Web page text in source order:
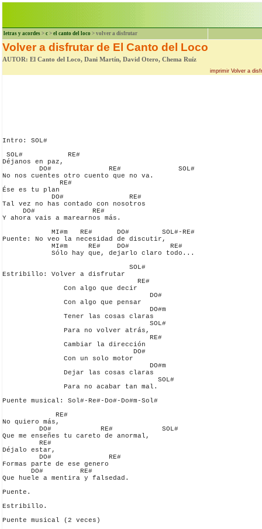
letras y acordes > c > el canto del loco > volver a disfrutar
Volver a disfrutar de El Canto del Loco
AUTOR: El Canto del Loco, Dani Martín, David Otero, Chema Ruíz
imprimir Volver a
Intro: SOL#
SOL#           RE#
Déjanos en paz,
         DO#              RE#              SOL#
No nos cuentes otro cuento que no va.
              RE#
Ése es tu plan
            DO#                RE#
Tal vez no has contado con nosotros
     DO#              RE#
Y ahora vais a marearnos más.
            MI#m   RE#      DO#        SOL#-RE#
Puente: No veo la necesidad de discutir,
            MI#m     RE#    DO#          RE#
            Sólo hay que, dejarlo claro todo...
                               SOL#
Estribillo: Volver a disfrutar
                                 RE#
               Con algo que decir
                                    DO#
               Con algo que pensar
                                    DO#m
               Tener las cosas claras
                                    SOL#
               Para no volver atrás,
                                    RE#
               Cambiar la dirección
                                DO#
               Con un solo motor
                                    DO#m
               Dejar las cosas claras
                                      SOL#
               Para no acabar tan mal.
Puente musical: Sol#-Re#-Do#-Do#m-Sol#
             RE#
No quiero más,
         DO#            RE#            SOL#
Que me enseñes tu careto de anormal,
         RE#
Déjalo estar,
         DO#              RE#
Formas parte de ese genero
       DO#         RE#
Que huele a mentira y falsedad.
Puente.
Estribillo.
Puente musical (2 veces)